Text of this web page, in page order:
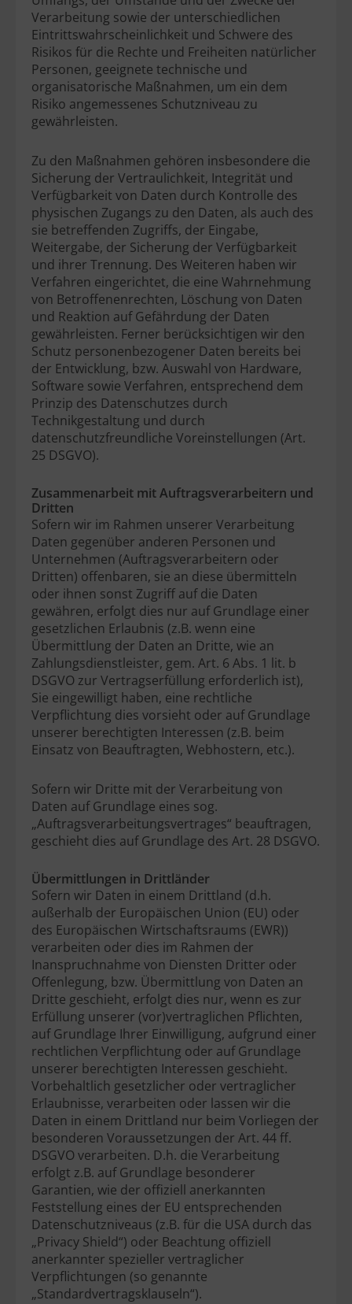
Verarbeitung sowie der unterschiedlichen
Eintrittswahrscheinlichkeit und Schwere des
Risikos für die Rechte und Freiheiten natürlicher
Personen, geeignete technische und
organisatorische Maßnahmen, um ein dem
Risiko angemessenes Schutzniveau zu
gewährleisten.
Zu den Maßnahmen gehören insbesondere die
Sicherung der Vertraulichkeit, Integrität und
Verfügbarkeit von Daten durch Kontrolle des
physischen Zugangs zu den Daten, als auch des
sie betreffenden Zugriffs, der Eingabe,
Weitergabe, der Sicherung der Verfügbarkeit
und ihrer Trennung. Des Weiteren haben wir
Verfahren eingerichtet, die eine Wahrnehmung
von Betroffenenrechten, Löschung von Daten
und Reaktion auf Gefährdung der Daten
gewährleisten. Ferner berücksichtigen wir den
Schutz personenbezogener Daten bereits bei
der Entwicklung, bzw. Auswahl von Hardware,
Software sowie Verfahren, entsprechend dem
Prinzip des Datenschutzes durch
Technikgestaltung und durch
datenschutzfreundliche Voreinstellungen (Art.
25 DSGVO).
Zusammenarbeit mit Auftragsverarbeitern und
Dritten
Sofern wir im Rahmen unserer Verarbeitung
Daten gegenüber anderen Personen und
Unternehmen (Auftragsverarbeitern oder
Dritten) offenbaren, sie an diese übermitteln
oder ihnen sonst Zugriff auf die Daten
gewähren, erfolgt dies nur auf Grundlage einer
gesetzlichen Erlaubnis (z.B. wenn eine
Übermittlung der Daten an Dritte, wie an
Zahlungsdienstleister, gem. Art. 6 Abs. 1 lit. b
DSGVO zur Vertragserfüllung erforderlich ist),
Sie eingewilligt haben, eine rechtliche
Verpflichtung dies vorsieht oder auf Grundlage
unserer berechtigten Interessen (z.B. beim
Einsatz von Beauftragten, Webhostern, etc.).
Sofern wir Dritte mit der Verarbeitung von
Daten auf Grundlage eines sog.
„Auftragsverarbeitungsvertrages“ beauftragen,
geschieht dies auf Grundlage des Art. 28 DSGVO.
Übermittlungen in Drittländer
Sofern wir Daten in einem Drittland (d.h.
außerhalb der Europäischen Union (EU) oder
des Europäischen Wirtschaftsraums (EWR))
verarbeiten oder dies im Rahmen der
Inanspruchnahme von Diensten Dritter oder
Offenlegung, bzw. Übermittlung von Daten an
Dritte geschieht, erfolgt dies nur, wenn es zur
Erfüllung unserer (vor)vertraglichen Pflichten,
auf Grundlage Ihrer Einwilligung, aufgrund einer
rechtlichen Verpflichtung oder auf Grundlage
unserer berechtigten Interessen geschieht.
Vorbehaltlich gesetzlicher oder vertraglicher
Erlaubnisse, verarbeiten oder lassen wir die
Daten in einem Drittland nur beim Vorliegen der
besonderen Voraussetzungen der Art. 44 ff.
DSGVO verarbeiten. D.h. die Verarbeitung
erfolgt z.B. auf Grundlage besonderer
Garantien, wie der offiziell anerkannten
Feststellung eines der EU entsprechenden
Datenschutzniveaus (z.B. für die USA durch das
„Privacy Shield“) oder Beachtung offiziell
anerkannter spezieller vertraglicher
Verpflichtungen (so genannte
„Standardvertragsklauseln“).